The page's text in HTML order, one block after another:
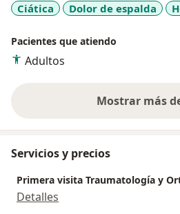
Ciática
Dolor de espalda
Pacientes que atiendo
Adultos
Mostrar más
Servicios y precios
Primera visita Traumatología y
Detalles